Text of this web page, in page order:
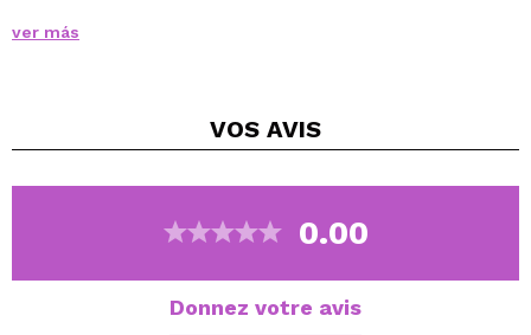
précisément.
ver más
VOS AVIS
0.00
Donnez votre avis